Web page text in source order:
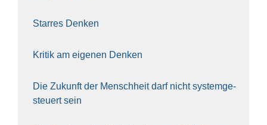
Star­res Den­ken
Kri­tik am eige­nen Den­ken
Die Zukunft der Mensch­heit darf nicht sys­tem­ge­
steu­ert sein